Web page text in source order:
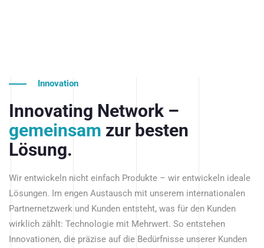
Innovation
Innovating Network –
gemeinsam zur besten
Lösung.
Wir entwickeln nicht einfach Produkte – wir entwickeln ideale
Lösungen. Im engen Austausch mit unserem internationalen
Partnernetzwerk und Kunden entsteht, was für den Kunden
wirklich zählt: Technologie mit Mehrwert. So entstehen
Innovationen, die präzise auf die Bedürfnisse unserer Kunden